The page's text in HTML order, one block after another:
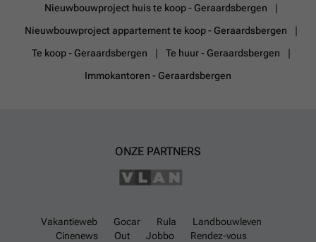
Nieuwbouwproject huis te koop - Geraardsbergen
Nieuwbouwproject appartement te koop - Geraardsbergen
Te koop - Geraardsbergen
Te huur - Geraardsbergen
Immokantoren - Geraardsbergen
ONZE PARTNERS
Vakantieweb Gocar Rula
Landbouwleven
Cinenews
Out Jobbo Rendez-vous